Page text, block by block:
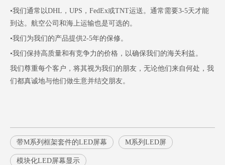
•我们通常以DHL，UPS，FedEx或TNT运送。通常需要3-5天才能
到达。航空公司和海上运输也是可选的。
•我们为我们的产品提供2-5年的保修。
•我们保持高质量和有竞争力的价格，以确保我们的海关利益。
我们尊重每个客户，将其视为我们的朋友，无论他们来自何处，我
们都真诚地与他们做生意并结交朋友。
带M系列框架套件的LED屏幕 M系列LED屏
模块化LED屏幕显示